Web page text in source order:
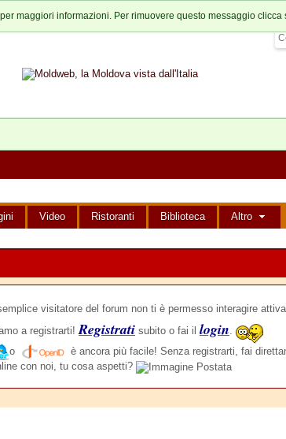
per maggiori informazioni. Per rimuovere questo messaggio
Video Ristoranti Biblioteca Altro
visitatore del forum non ti è permesso interagire
a registrarti!Registrati subito o fai il login.
o è ancora più facile! Senza registrarti, fai
con noi, tu cosa aspetti?